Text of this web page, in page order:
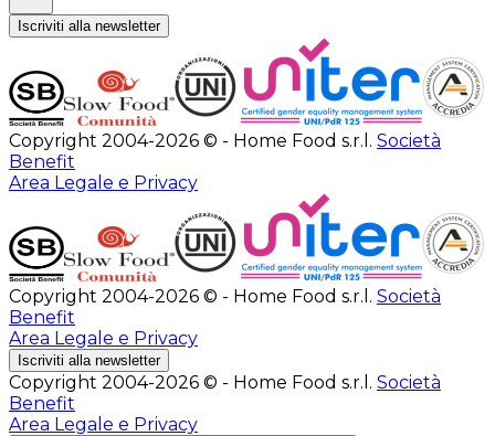
Iscriviti alla newsletter
Copyright 2004-2026 © - Home Food s.r.l. Società
Benefit
Area Legale e Privacy
Copyright 2004-2026 © - Home Food s.r.l. Società
Benefit
Area Legale e Privacy
Iscriviti alla newsletter
Copyright 2004-2026 © - Home Food s.r.l. Società
Benefit
Area Legale e Privacy